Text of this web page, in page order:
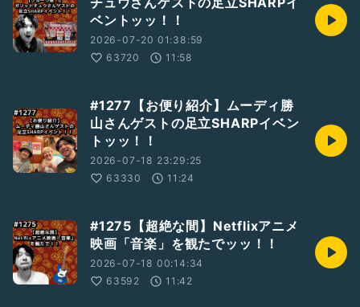
ベントッッ！！
2026-07-20 01:38:59
63720
11:58
#1277【お便り紹介】ムーディ勝
山さんゲストの足立SHARPイベン
トッッ！！
2026-07-18 23:29:25
63330
11:24
#1275【超絶な間】Netflixアニメ
映画「音楽」を観たでッッ！！
2026-07-18 00:14:34
63592
11:42